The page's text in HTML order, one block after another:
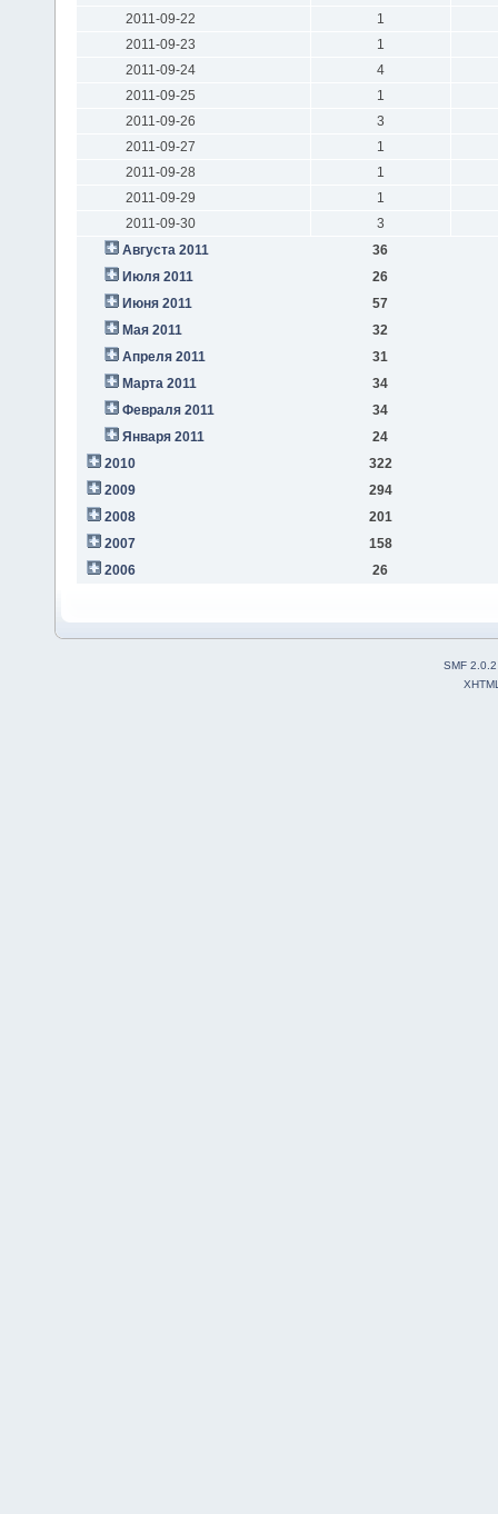
2011-09-22
1
2011-09-23
1
2011-09-24
4
2011-09-25
1
2011-09-26
3
2011-09-27
1
2011-09-28
1
2011-09-29
1
2011-09-30
3
Августа 2011
36
Июля 2011
26
Июня 2011
57
Мая 2011
32
Апреля 2011
31
Марта 2011
34
Февраля 2011
34
Января 2011
24
2010
322
2009
294
2008
201
2007
158
2006
26
SMF 2.0.2